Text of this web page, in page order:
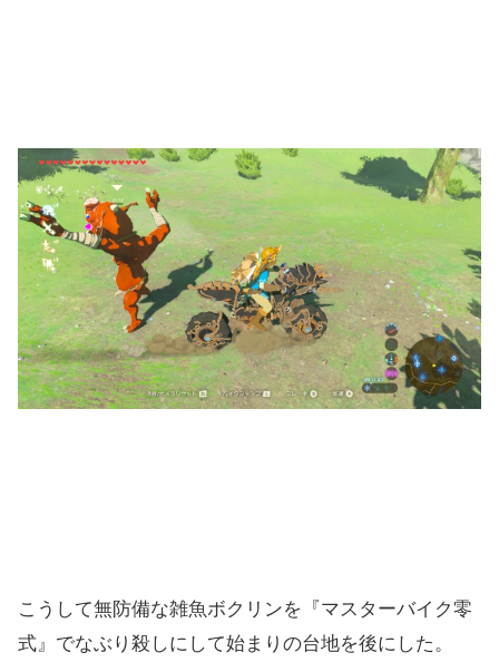
こうして無防備な雑魚ボクリンを『マスターバイク零
式』でなぶり殺しにして始まりの台地を後にした。